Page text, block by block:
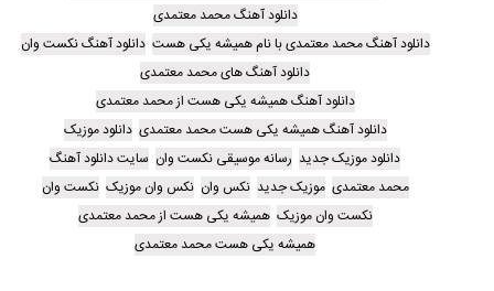
دانلود آهنگ محمد معتمدی
دانلود آهنگ محمد معتمدی با نام همیشه یکی هست دانلود آهنگ نکست وان
دانلود آهنگ های محمد معتمدی
دانلود آهنگ همیشه یکی هست از محمد معتمدی
دانلود آهنگ همیشه یکی هست محمد معتمدی دانلود موزیک
دانلود موزیک جدید رسانه موسیقی نکست وان سایت دانلود آهنگ
محمد معتمدی موزیک جدید نکس وان نکس وان موزیک نکست وان
نکست وان موزیک همیشه یکی هست از محمد معتمدی
همیشه یکی هست محمد معتمدی